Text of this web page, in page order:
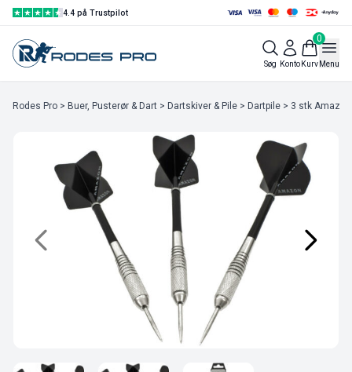
4.4 på Trustpilot
Søg Konto
0
KurvMenu
Rodes Pro > Buer, Pusterør & Dart > Dartskiver & Pile > Dartpile > 3 stk